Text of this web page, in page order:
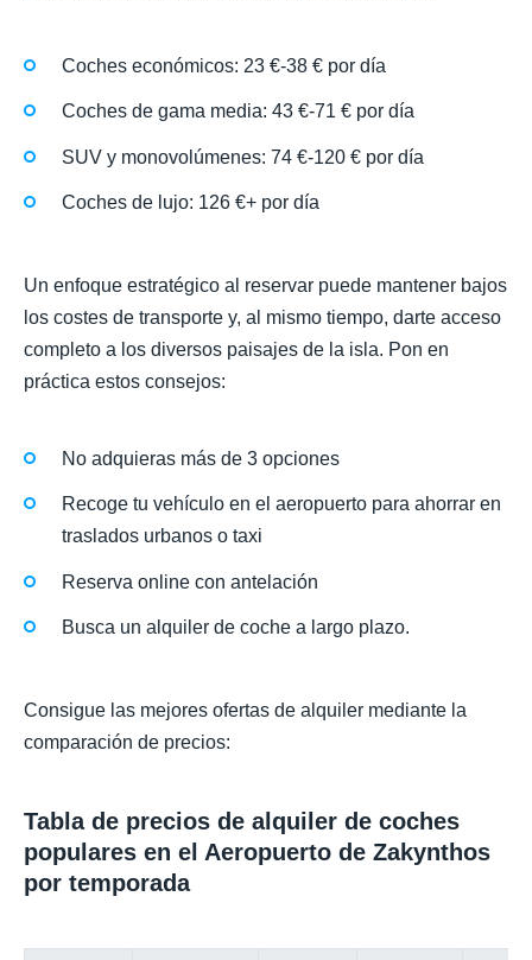
Coches económicos: 23 €-38 € por día
Coches de gama media: 43 €-71 € por día
SUV y monovolúmenes: 74 €-120 € por día
Coches de lujo: 126 €+ por día
Un enfoque estratégico al reservar puede mantener bajos
los costes de transporte y, al mismo tiempo, darte acceso
completo a los diversos paisajes de la isla. Pon en
práctica estos consejos:
No adquieras más de 3 opciones
Recoge tu vehículo en el aeropuerto para ahorrar en
traslados urbanos o taxi
Reserva online con antelación
Busca un alquiler de coche a largo plazo.
Consigue las mejores ofertas de alquiler mediante la
comparación de precios:
Tabla de precios de alquiler de coches
populares en el Aeropuerto de Zakynthos
por temporada